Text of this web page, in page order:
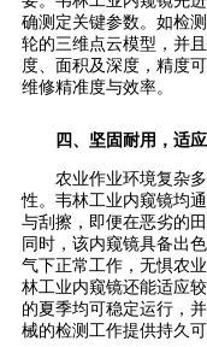
确测定关键参数。如检
轮的三维点云模型，并
度、面积及深度，精度
维修精准度与效率。
四、坚固耐用，适
农业作业环境复杂
性。韦林工业内窥镜均
与刮擦，即便在恶劣的
同时，该内窥镜具备出
气下正常工作，无惧农
林工业内窥镜还能适应
的夏季均可稳定运行，
械的检测工作提供持久可